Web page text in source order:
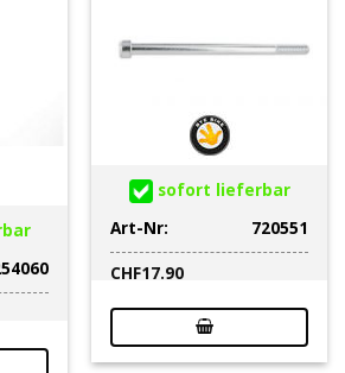
sofort lieferbar
Art-Nr:
720551
CHF17.90